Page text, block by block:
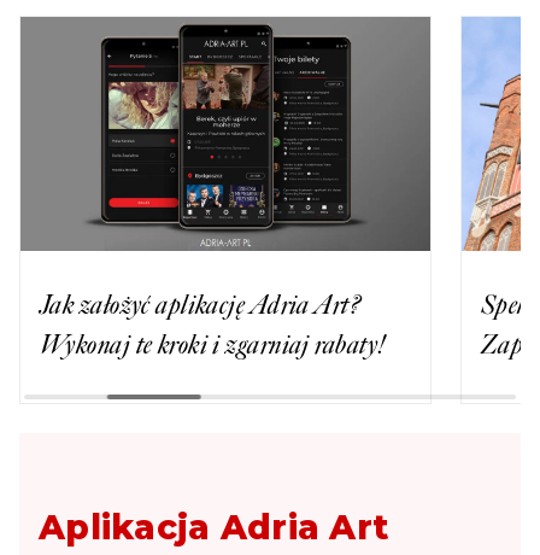
Jak założyć aplikację Adria Art?
Wykonaj te kroki i zgarniaj rabaty!
Aplikacja Adria Art